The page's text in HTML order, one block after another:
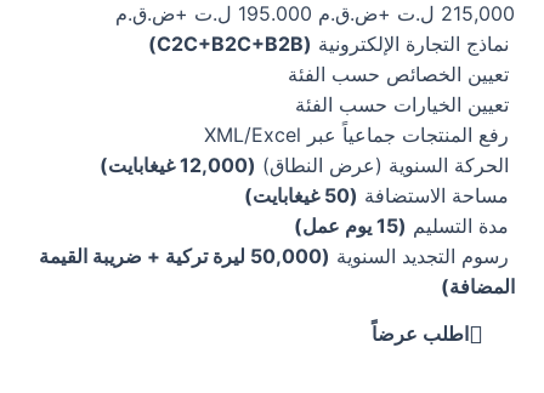
215,000 ل.ت +ض.ق.م
195.000 ل.ت +ض.ق.م
نماذج التجارة الإلكترونية (C2C+B2C+B2B)
تعيين الخصائص حسب الفئة
تعيين الخيارات حسب الفئة
رفع المنتجات جماعياً عبر XML/Excel
الحركة السنوية (عرض النطاق) (12,000 غيغابايت)
مساحة الاستضافة (50 غيغابايت)
مدة التسليم (15 يوم عمل)
رسوم التجديد السنوية
(50,000 ليرة تركية + ضريبة القيمة
المضافة)
اطلب عرضاً